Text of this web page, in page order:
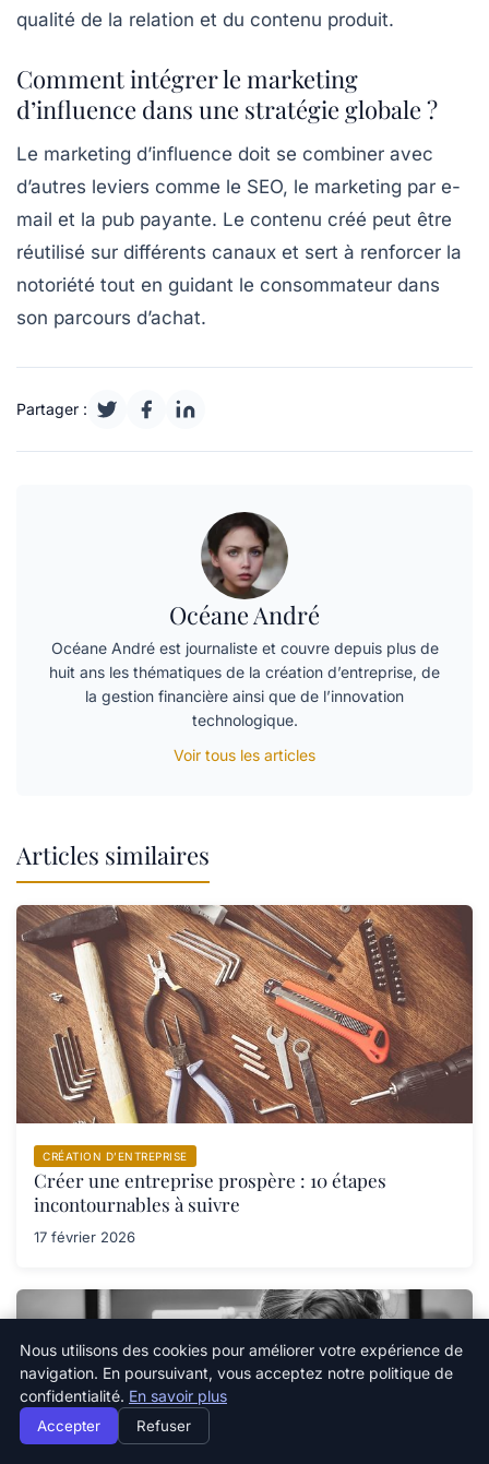
qualité de la relation et du contenu produit.
Comment intégrer le marketing
d’influence dans une stratégie globale ?
Le marketing d’influence doit se combiner avec
d’autres leviers comme le SEO, le marketing par e-
mail et la pub payante. Le contenu créé peut être
réutilisé sur différents canaux et sert à renforcer la
notoriété tout en guidant le consommateur dans
son parcours d’achat.
Partager :
Océane André
Océane André est journaliste et couvre depuis plus de
huit ans les thématiques de la création d’entreprise, de
la gestion financière ainsi que de l’innovation
technologique.
Voir tous les articles
Articles similaires
CRÉATION D’ENTREPRISE
Créer une entreprise prospère : 10 étapes
incontournables à suivre
17 février 2026
Nous utilisons des cookies pour améliorer votre expérience de
navigation. En poursuivant, vous acceptez notre politique de
confidentialité. En savoir plus
Accepter Refuser